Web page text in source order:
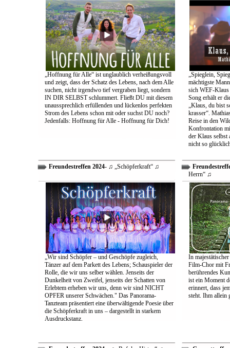
„Hoffnung für Alle“ ist unglaublich verheißungsvoll
und zeigt, dass der Schatz des Lebens, nach dem Alle
suchen, nicht irgendwo tief vergraben liegt, sondern
IN DIR SELBST schlummert. Fließt DU mit diesem
unaussprechlich erfüllenden und lückenlos perfekten
Strom des Lebens schon mit oder suchst DU noch?
Jedenfalls: Hoffnung für Alle - Hoffnung für Dich!
„Spieglein,
mächtigste
sich WEF-Klaus
Song erhält er
„Klaus, du bist
krasser“.
Reise in den
Konfrontation
der Klaus
nicht so
Freundestreffen 2024- ♫ „Schöpferkraft“ ♫
„Wir sind Schöpfer – und Geschöpfe zugleich,
Tänzer auf dem Parkett des Lebens; Schauspieler der
Rolle, die wir uns selber wählen. Jenseits der
Dunkelheit von Zweifel, jenseits der Schatten von
Erlebtem erheben wir uns, denn wir sind NICHT
OPFER unserer Schwächen." Das Panorama-
Tanzteam präsentiert eine überwältigende Poesie über
die Schöpferkraft in uns – dargestellt in starkem
Ausdruckstanz.
Herrn“ ♫
In
Film-Chor mit
berührendes
ist ein Moment
erinnert, dass
steht. Ihm allein